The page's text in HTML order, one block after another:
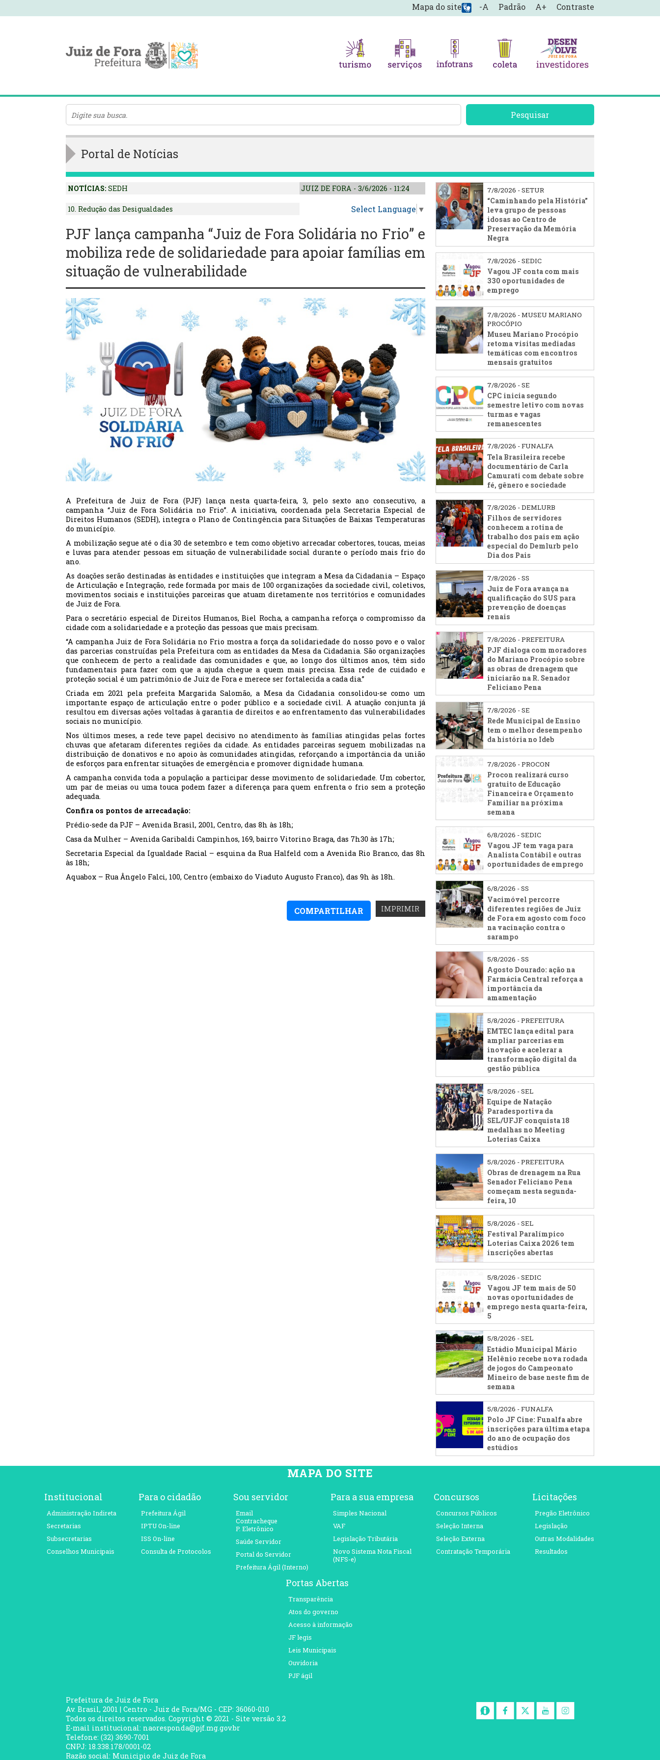
-A Padrão A+ Contraste
Mapa do site
Pesquisar
Portal de Notícias
NOTÍCIAS: SEDH JUIZ DE FORA - 3/6/2026 - 11:24
10. Redução das Desigualdades Select Language ▼
PJF lança campanha “Juiz de Fora Solidária no Frio” e
mobiliza rede de solidariedade para apoiar famílias em
situação de vulnerabilidade
A Prefeitura de Juiz de Fora (PJF) lança nesta quarta-feira, 3, pelo sexto ano consecutivo, a
campanha “Juiz de Fora Solidária no Frio”. A iniciativa, coordenada pela Secretaria Especial de
Direitos Humanos (SEDH), integra o Plano de Contingência para Situações de Baixas Temperaturas
do município.
A mobilização segue até o dia 30 de setembro e tem como objetivo arrecadar cobertores, toucas, meias
e luvas para atender pessoas em situação de vulnerabilidade social durante o período mais frio do
ano.
As doações serão destinadas às entidades e instituições que integram a Mesa da Cidadania – Espaço
de Articulação e Integração, rede formada por mais de 100 organizações da sociedade civil, coletivos,
movimentos sociais e instituições parceiras que atuam diretamente nos territórios e comunidades
de Juiz de Fora.
Para o secretário especial de Direitos Humanos, Biel Rocha, a campanha reforça o compromisso da
cidade com a solidariedade e a proteção das pessoas que mais precisam.
“A campanha Juiz de Fora Solidária no Frio mostra a força da solidariedade do nosso povo e o valor
das parcerias construídas pela Prefeitura com as entidades da Mesa da Cidadania. São organizações
que conhecem de perto a realidade das comunidades e que, ao longo dos últimos anos, têm sido
fundamentais para fazer com que a ajuda chegue a quem mais precisa. Essa rede de cuidado e
proteção social é um patrimônio de Juiz de Fora e merece ser fortalecida a cada dia.”
Criada em 2021 pela prefeita Margarida Salomão, a Mesa da Cidadania consolidou-se como um
importante espaço de articulação entre o poder público e a sociedade civil. A atuação conjunta já
resultou em diversas ações voltadas à garantia de direitos e ao enfrentamento das vulnerabilidades
sociais no município.
Nos últimos meses, a rede teve papel decisivo no atendimento às famílias atingidas pelas fortes
chuvas que afetaram diferentes regiões da cidade. As entidades parceiras seguem mobilizadas na
distribuição de donativos e no apoio às comunidades atingidas, reforçando a importância da união
de esforços para enfrentar situações de emergência e promover dignidade humana.
A campanha convida toda a população a participar desse movimento de solidariedade. Um cobertor,
um par de meias ou uma touca podem fazer a diferença para quem enfrenta o frio sem a proteção
adequada.
Confira os pontos de arrecadação:
Prédio-sede da PJF – Avenida Brasil, 2001, Centro, das 8h às 18h;
Casa da Mulher – Avenida Garibaldi Campinhos, 169, bairro Vitorino Braga, das 7h30 às 17h;
Secretaria Especial da Igualdade Racial – esquina da Rua Halfeld com a Avenida Rio Branco, das 8h
às 18h;
Aquabox – Rua Ângelo Falci, 100, Centro (embaixo do Viaduto Augusto Franco), das 9h às 18h.
IMPRIMIR
COMPARTILHAR
7/8/2026 - SETUR
“Caminhando pela História”
leva grupo de pessoas
idosas ao Centro de
Preservação da Memória
Negra
7/8/2026 - SEDIC
Vagou JF conta com mais
330 oportunidades de
emprego
7/8/2026 - MUSEU MARIANO
PROCÓPIO
Museu Mariano Procópio
retoma visitas mediadas
temáticas com encontros
mensais gratuitos
7/8/2026 - SE
CPC inicia segundo
semestre letivo com novas
turmas e vagas
remanescentes
7/8/2026 - FUNALFA
Tela Brasileira recebe
documentário de Carla
Camurati com debate sobre
fé, gênero e sociedade
7/8/2026 - DEMLURB
Filhos de servidores
conhecem a rotina de
trabalho dos pais em ação
especial do Demlurb pelo
Dia dos Pais
7/8/2026 - SS
Juiz de Fora avança na
qualificação do SUS para
prevenção de doenças
renais
7/8/2026 - PREFEITURA
PJF dialoga com moradores
do Mariano Procópio sobre
as obras de drenagem que
iniciarão na R. Senador
Feliciano Pena
7/8/2026 - SE
Rede Municipal de Ensino
tem o melhor desempenho
da história no Ideb
7/8/2026 - PROCON
Procon realizará curso
gratuito de Educação
Financeira e Orçamento
Familiar na próxima
semana
6/8/2026 - SEDIC
Vagou JF tem vaga para
Analista Contábil e outras
oportunidades de emprego
6/8/2026 - SS
Vacimóvel percorre
diferentes regiões de Juiz
de Fora em agosto com foco
na vacinação contra o
sarampo
5/8/2026 - SS
Agosto Dourado: ação na
Farmácia Central reforça a
importância da
amamentação
5/8/2026 - PREFEITURA
EMTEC lança edital para
ampliar parcerias em
inovação e acelerar a
transformação digital da
gestão pública
5/8/2026 - SEL
Equipe de Natação
Paradesportiva da
SEL/UFJF conquista 18
medalhas no Meeting
Loterias Caixa
5/8/2026 - PREFEITURA
Obras de drenagem na Rua
Senador Feliciano Pena
começam nesta segunda-
feira, 10
5/8/2026 - SEL
Festival Paralímpico
Loterias Caixa 2026 tem
inscrições abertas
5/8/2026 - SEDIC
Vagou JF tem mais de 50
novas oportunidades de
emprego nesta quarta-feira,
5
5/8/2026 - SEL
Estádio Municipal Mário
Helênio recebe nova rodada
de jogos do Campeonato
Mineiro de base neste fim de
semana
5/8/2026 - FUNALFA
Polo JF Cine: Funalfa abre
inscrições para última etapa
do ano de ocupação dos
estúdios
MAPA DO SITE
Institucional
Administração Indireta
Secretarias
Subsecretarias
Conselhos Municipais
Para o cidadão
Prefeitura Ágil
IPTU On-line
ISS On-line
Consulta de Protocolos
Sou servidor
Email
Contracheque
P. Eletrônico
Saúde Servidor
Portal do Servidor
Prefeitura Ágil (Interno)
Para a sua empresa
Simples Nacional
VAF
Legislação Tributária
Novo Sistema Nota Fiscal
(NFS-e)
Concursos
Concursos Públicos
Seleção Interna
Seleção Externa
Contratação Temporária
Licitações
Pregão Eletrônico
Legislação
Outras Modalidades
Resultados
Portas Abertas
Transparência
Atos do governo
Acesso à informação
JF legis
Leis Municipais
Ouvidoria
PJF ágil
Prefeitura de Juiz de Fora
Av. Brasil, 2001 | Centro - Juiz de Fora/MG - CEP: 36060-010
Todos os direitos reservados. Copyright © 2021 - Site versão 3.2
E-mail institucional: naoresponda@pjf.mg.gov.br
Telefone: (32) 3690-7001
CNPJ: 18.338.178/0001-02
Razão social: Municipio de Juiz de Fora